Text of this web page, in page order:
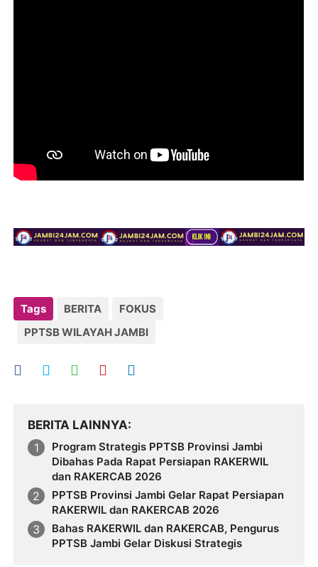
Tags BERITA
FOKUS
PPTSB WILAYAH JAMBI
BERITA LAINNYA
Program Strategis PPTSB Provinsi Jambi
Dibahas Pada Rapat Persiapan RAKERWIL
dan RAKERCAB 2026
PPTSB Provinsi Jambi Gelar Rapat Persiapan
RAKERWIL dan RAKERCAB 2026
Bahas RAKERWIL dan RAKERCAB, Pengurus
PPTSB Jambi Gelar Diskusi Strategis